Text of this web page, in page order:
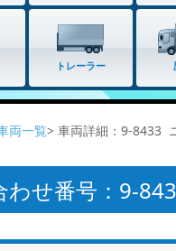
トレーラー
両一覧> 車両詳細：9-8433
わせ番号：9-